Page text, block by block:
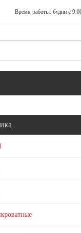
Время работы: будни с